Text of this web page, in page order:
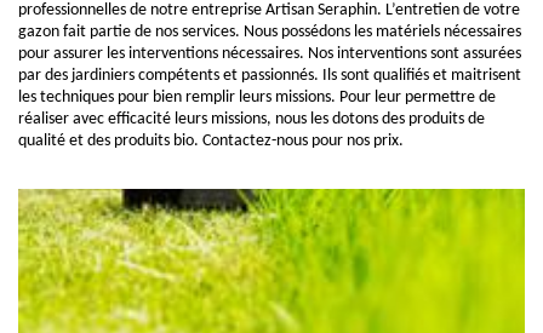
professionnelles de notre entreprise Artisan Seraphin. L’entretien de votre
gazon fait partie de nos services. Nous possédons les matériels nécessaires
pour assurer les interventions nécessaires. Nos interventions sont assurées
par des jardiniers compétents et passionnés. Ils sont qualifiés et maitrisent
les techniques pour bien remplir leurs missions. Pour leur permettre de
réaliser avec efficacité leurs missions, nous les dotons des produits de
qualité et des produits bio. Contactez-nous pour nos prix.